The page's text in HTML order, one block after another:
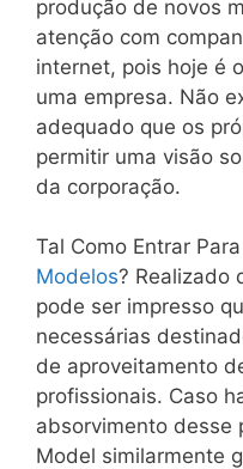
produção de novos
atenção com
internet, pois hoje é
uma empresa. Não
adequado que os
permitir uma visão
da corporação.
Tal Como Entrar
Modelos? Realizado
pode ser impresso
necessárias
de aproveitamento
profissionais. Caso
absorvimento desse
Model similarmente